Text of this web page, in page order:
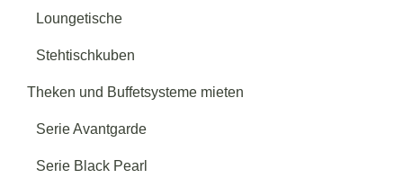
Loungetische
Stehtischkuben
Theken und Buffetsysteme mieten
Serie Avantgarde
Serie Black Pearl